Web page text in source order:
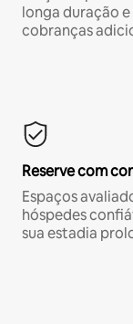
longa duração
cobranças
Reserve com
Espaços
hóspedes
sua estadia